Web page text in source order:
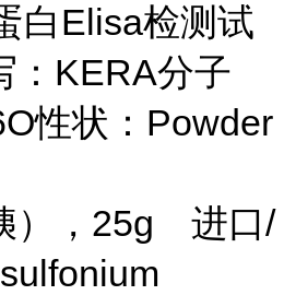
白Elisa检测试
：KERA分子
性状：Powder
， 25g 进口/